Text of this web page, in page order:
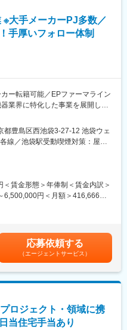
跨いでの転勤はございません。
に応じて、アサインを検討い
価され、年収に反映されます。
続報奨金や四半期一時金などの
りがいや努力がきちんと報われ
ジェクトに配属します。メーカ
ーカーに転籍することも可能で
としても、別のプロジェクトに
ロジェクトを提示するなどフレ
す。その他、本社部門（マネー
ライアントのプロジェクトへの
（開業医、病院）を訪問して、
の医薬品情報を提供、副作用情
大手メーカーPJ多数／
手厚いフォロー体制
ー転籍可能／EPファーマライン
業界に特化した事業を展開して
」の中でも医療機器業界に特化し
数少ない大手企業です！現在医
を対象に、医療機器の営業担当
多く保有しており、カテーテ
は医療系Saas製品など幅広いア
考えている方、メーカーへの転
でサポートいたしますので是非
支援
ーカーの案件や最先端製品の案
都豊島区西池袋3-27-12 池袋ウェ
線／池袋駅受動喫煙対策：屋内
務(希望勤務地考慮)住所：全国に
社後に確定します。希望勤務地
会社の定める事業所
賃金形態＞年俸制＜賃金内訳＞
円＜月額＞416,666円
応募依頼する
（エージェントサービス）
ロジェクト・領域に携
当住宅手当あり